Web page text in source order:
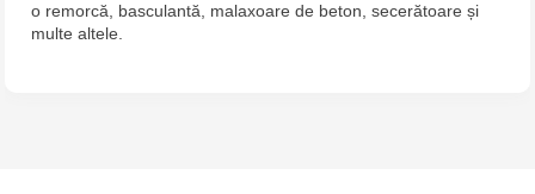
Jucarenia Ciocana - bd.Mircea cel Bătrân, 39
o remorcă, basculantă, malaxoare de beton, secerătoare și
multe altele.